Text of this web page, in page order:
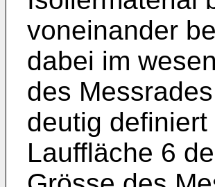
voneinander
dabei im
des
deutig
Laufflä­che 6